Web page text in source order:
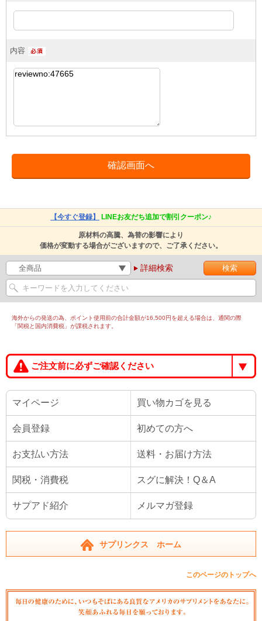
内容
【今すぐ登録】 LINEお友だち追加で割引クーポン♪
原材料の高騰、為替の影響により
価格が変動する場合がございますので、ご了承ください。
詳細検索
海外からの発送の為、ポイント使用前の合計金額が16,500円を超える場合は、通関の際
「関税と国内消費税」が課税されます。
ご注文前に必ずご確認ください
マイページ 買い物カゴを見る
会員登録 初めての方へ
お支払い方法 送料・お届け方法
関税・消費税 スグに解決！Q＆A
サプアド紹介 メルマガ登録
サプリンクス ホーム
このページのトップへ